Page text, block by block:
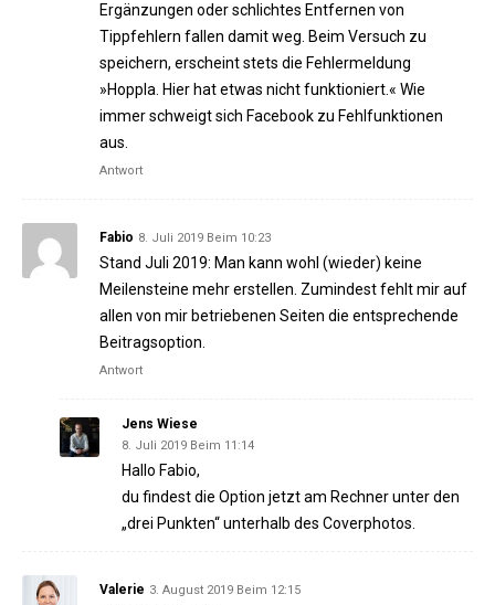
Ergänzungen oder schlichtes Entfernen von
Tippfehlern fallen damit weg. Beim Versuch zu
speichern, erscheint stets die Fehlermeldung
»Hoppla. Hier hat etwas nicht funktioniert.« Wie
immer schweigt sich Facebook zu Fehlfunktionen
aus.
Antwort
Fabio 8. Juli 2019 Beim 10:23
Stand Juli 2019: Man kann wohl (wieder) keine
Meilensteine mehr erstellen. Zumindest fehlt mir auf
allen von mir betriebenen Seiten die entsprechende
Beitragsoption.
Antwort
Jens Wiese
8. Juli 2019 Beim 11:14
Hallo Fabio,
du findest die Option jetzt am Rechner unter den
„drei Punkten“ unterhalb des Coverphotos.
Valerie 3. August 2019 Beim 12:15